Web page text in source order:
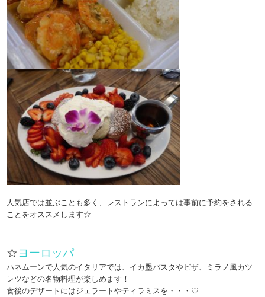
人気店では並ぶことも多く、レストランによっては事前に予約をされる
ことをオススメします☆
☆ヨーロッパ
ハネムーンで人気のイタリアでは、イカ墨パスタやピザ、ミラノ風カツ
レツなどの名物料理が楽しめます！
食後のデザートにはジェラートやティラミスを・・・♡